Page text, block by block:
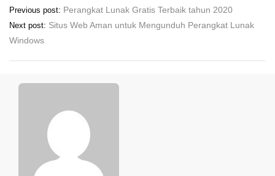
Post
navigation
Previous post: Perangkat Lunak Gratis Terbaik tahun 2020
Next post: Situs Web Aman untuk Mengunduh Perangkat Lunak
Windows